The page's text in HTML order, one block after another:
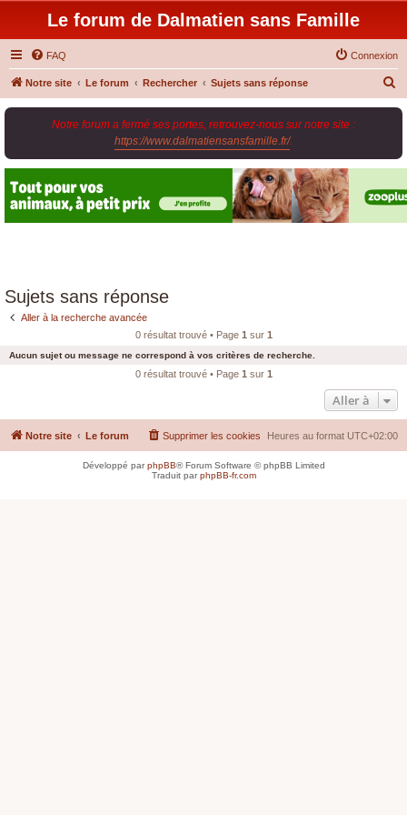
Le forum de Dalmatien sans Famille
FAQ Connexion
Notre site Le forum Rechercher Sujets sans réponse
e
r
Notre forum a fermé ses portes, retrouvez-nous sur notre site :
https://www.dalmatiensansfamille.fr/.
Sujets sans réponse
Aller à la recherche avancée
0 résultat trouvé • Page 1 sur 1
Aucun sujet ou message ne correspond à vos critères de recherche.
0 résultat trouvé • Page 1 sur 1
Aller à
Notre site Le forum Heures au format UTC+02:00
Supprimer les cookies
Développé parphpBB® Forum Software © phpBB Limited
Traduit parphpBB-fr.com